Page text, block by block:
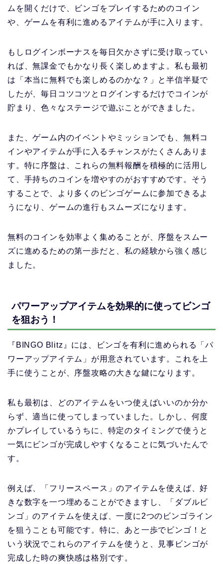
ムを開くだけで、ビンゴをプレイするためのコイン
や、ゲームを有利に進めるアイテムが手に入ります。
もしログインボーナスを毎日欠かさずに受け取ってい
れば、無課金でもかなり長く楽しめますよ。私も最初
は「本当に無料でも楽しめるのかな？」と半信半疑で
したが、毎日コツコツとログインするだけでコインが
貯まり、色々なステージで遊ぶことができました。
また、ゲーム内のイベントやミッションでも、無料コ
インやアイテムが手に入るチャンスがたくさんありま
す。特に序盤は、これらの無料報酬を積極的に活用し
て、手持ちのコインを増やすのがおすすめです。そう
することで、より多くのビンゴゲームに参加できるよ
うになり、ゲームの進行もスムーズになります。
無料のコインを効率よく集めることが、序盤をスムー
ズに進めるための第一歩だと、私の経験から強く感じ
ました。
パワーアップアイテムを効果的に使ってビンゴ
を狙おう！
『BINGO Blitz』には、ビンゴを有利に進められる「パ
ワーアップアイテム」が用意されています。これを上
手に使うことが、序盤攻略の大きな鍵になります。
私も最初は、どのアイテムをいつ使えばいいのか分か
らず、適当に使ってしまっていました。しかし、何度
かプレイしているうちに、特定のタイミングで使うと
一気にビンゴが完成しやすくなることに気づいたんで
す。
例えば、「フリースペース」のアイテムを使えば、好
きな数字を一つ埋めることができますし、「ダブルビ
ンゴ」のアイテムを使えば、一度に2つのビンゴライン
を狙うことも可能です。特に、あと一歩でビンゴ！と
いう状況でこれらのアイテムを使うと、見事ビンゴが
完成した時の爽快感は格別です。